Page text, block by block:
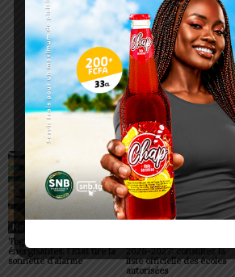
Charbel
ARTICLES CONNEXES PLUS
Non classé
Togo/ Boissons
énergisantes: l’État tire la
sonnette d’alarme
2026-2027: consultez la
liste officielle des écoles
autorisées